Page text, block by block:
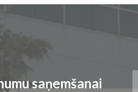
saņemšanai